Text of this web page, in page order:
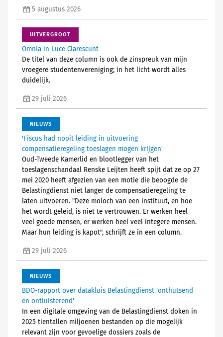
5 augustus 2026
UITVERGROOT
Omnia in Luce Clarescunt
De titel van deze column is ook de zinspreuk van mijn
vroegere studentenvereniging; in het licht wordt alles
duidelijk.
29 juli 2026
NIEUWS
'Fiscus had nooit leiding in uitvoering
compensatieregeling toeslagen mogen krijgen'
Oud-Tweede Kamerlid en blootlegger van het
toeslagenschandaal Renske Leijten heeft spijt dat ze op 27
mei 2020 heeft afgezien van een motie die beoogde de
Belastingdienst niet langer de compensatieregeling te
laten uitvoeren. "Deze moloch van een instituut, en hoe
het wordt geleid, is niet te vertrouwen. Er werken heel
veel goede mensen, er werken heel veel integere mensen.
Maar hun leiding is kapot", schrijft ze in een column.
29 juli 2026
NIEUWS
BDO-rapport over datakluis Belastingdienst 'onthutsend
en ontluisterend'
In een digitale omgeving van de Belastingdienst doken in
2025 tientallen miljoenen bestanden op die mogelijk
relevant zijn voor gevoelige dossiers zoals de